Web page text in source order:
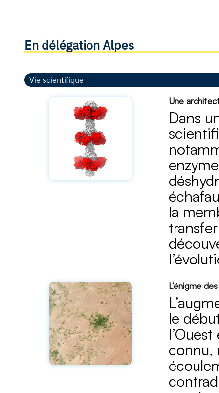
En délégation Alpes
Vie scientifique
Une
Dans
la
L’énigme
le
connu,